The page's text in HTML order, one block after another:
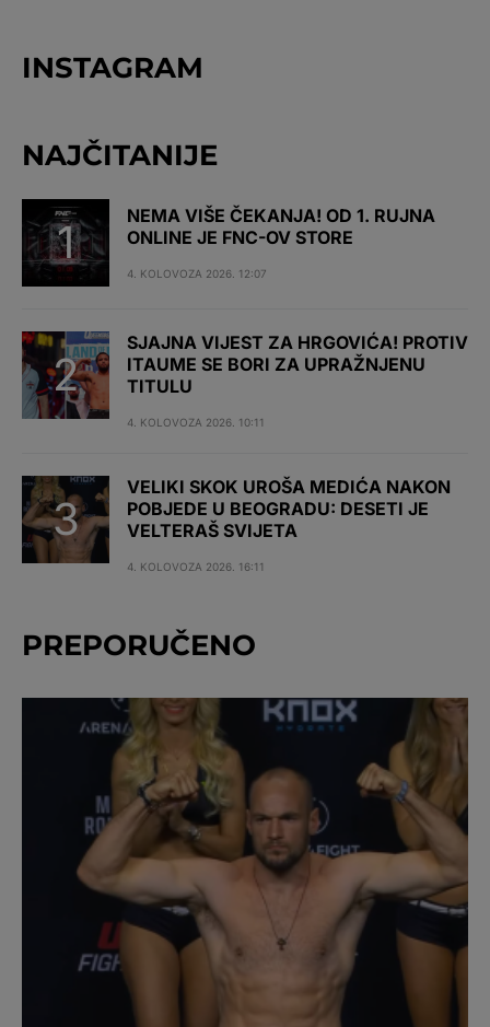
INSTAGRAM
NAJČITANIJE
NEMA VIŠE ČEKANJA! OD 1. RUJNA
ONLINE JE FNC-OV STORE
4. KOLOVOZA 2026. 12:07
SJAJNA VIJEST ZA HRGOVIĆA! PROTIV
ITAUME SE BORI ZA UPRAŽNJENU
TITULU
4. KOLOVOZA 2026. 10:11
VELIKI SKOK UROŠA MEDIĆA NAKON
POBJEDE U BEOGRADU: DESETI JE
VELTERAŠ SVIJETA
4. KOLOVOZA 2026. 16:11
PREPORUČENO